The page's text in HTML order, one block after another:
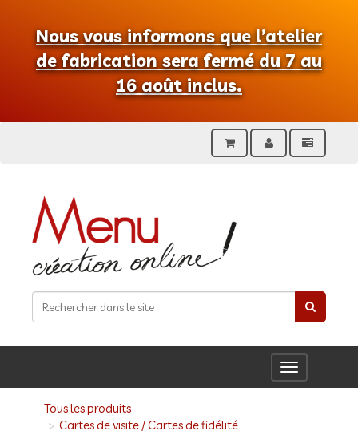
Nous vous informons que l’atelier
de fabrication sera fermé du 7 au
16 août inclus.
Toggle
navigation
Tous les produits
Cartes de visite / Cartes de fidélité